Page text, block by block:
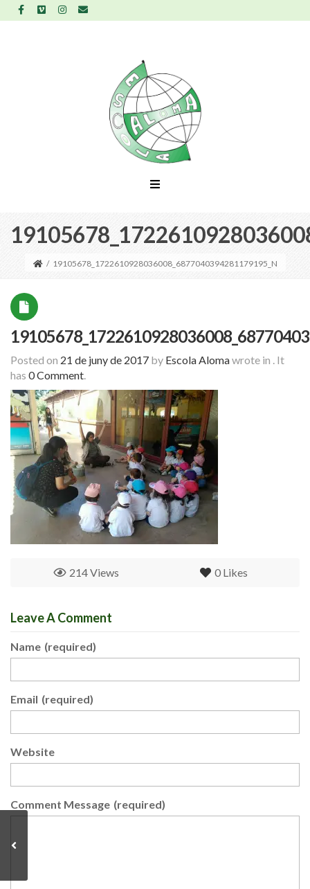
/ 19105678_1722610928036008_6877040394281179195_N
Posted on 21 de juny de 2017 by Escola Alomawrote in . It
has 0 Comment.
0 Likes
214 Views
Leave A Comment
Name (required)
Email (required)
Website
Comment Message (required)